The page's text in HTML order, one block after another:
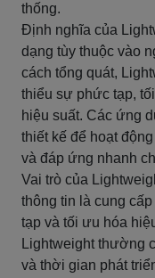
thống.
Định nghĩa của
dạng tùy thuộc vào
cách tổng quát,
thiểu sự phức tạp,
hiệu suất. Các ứng
thiết kế để hoạt
và đáp ứng nhanh
Vai trò của
thông tin là cung
tạp và tối ưu hóa
Lightweight thường
và thời gian phát